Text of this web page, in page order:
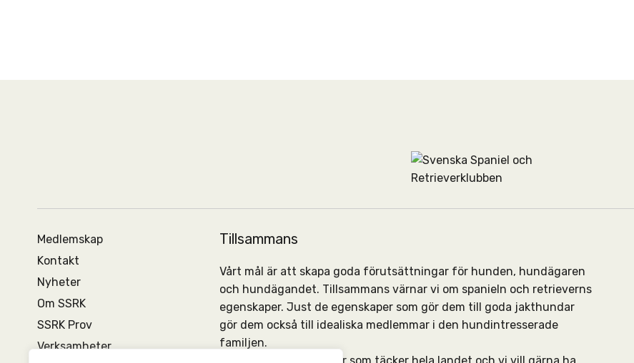
Medlemskap
Kontakt
Nyheter
Om SSRK
SSRK Prov
Verksamheter
Tillsammans
Vårt mål är att skapa goda förutsättningar för hunden, hundägaren
och hundägandet. Tillsammans värnar vi om spanieln och retrieverns
egenskaper. Just de egenskaper som gör dem till goda jakthundar
gör dem också till idealiska medlemmar i den hundintresserade
familjen.